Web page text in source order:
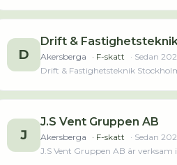
D
Drift &
Akersberga · F-skatt · Sedan
Drift & Fastighetsteknik
J
J.S Vent Gruppen AB
Akersberga · F-skatt · Sedan
J.S Vent Gruppen AB är